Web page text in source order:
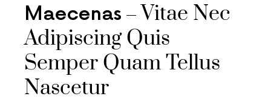
Maecenas
Vitae Nec
Adipiscing Quis
Semper Quam Tellus
Nascetur